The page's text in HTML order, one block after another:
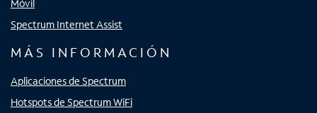
Móvil
Spectrum Internet Assist
MÁS INFORMACIÓN
Aplicaciones de Spectrum
Hotspots de Spectrum WiFi